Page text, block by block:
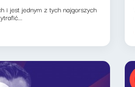
i jest jednym z tych najgorszych